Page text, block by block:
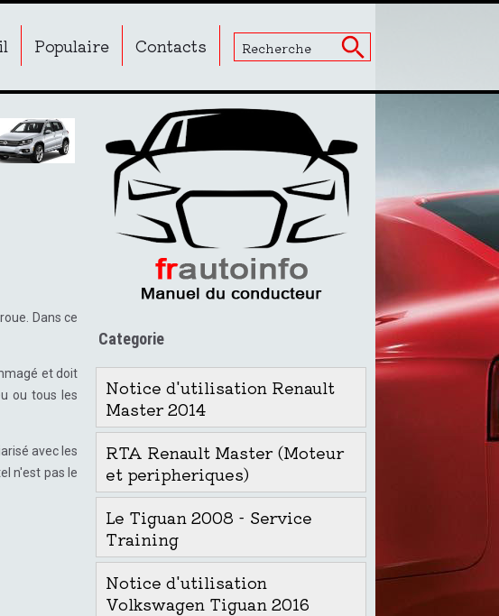
Populaire Contacts
Dans ce
et doit
ou tous les
avec les
n'est pas le
Categorie
Notice d'utilisation Renault
Master 2014
RTA Renault Master (Moteur
et peripheriques)
Le Tiguan 2008 - Service
Training
Notice d'utilisation
Volkswagen Tiguan 2016